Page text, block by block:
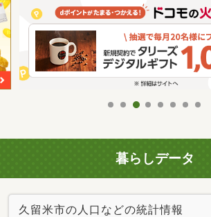
暮らしデータ
久留米市の人口などの統計情報